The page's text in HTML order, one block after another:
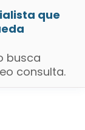
que
busca
consulta.